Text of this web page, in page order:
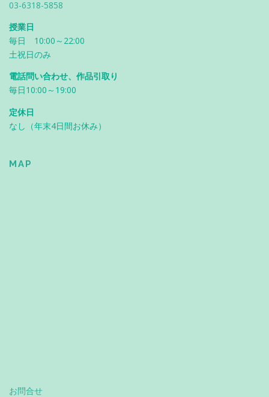
03-6318-5858
授業日
毎日 10:00～22:00
土祝日のみ
電話問い合わせ、作品引取り
毎日10:00～19:00
定休日
なし（年末4日間お休み）
MAP
お問合せ